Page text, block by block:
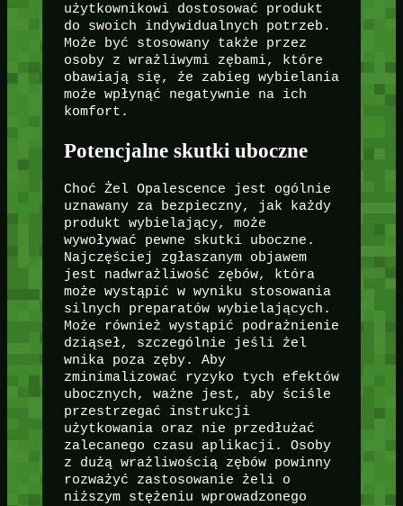
użytkownikowi dostosować produkt
do swoich indywidualnych potrzeb.
Może być stosowany także przez
osoby z wrażliwymi zębami, które
obawiają się, że zabieg wybielania
może wpłynąć negatywnie na ich
komfort.
Potencjalne skutki uboczne
Choć Żel Opalescence jest ogólnie
uznawany za bezpieczny, jak każdy
produkt wybielający, może
wywoływać pewne skutki uboczne.
Najczęściej zgłaszanym objawem
jest nadwrażliwość zębów, która
może wystąpić w wyniku stosowania
silnych preparatów wybielających.
Może również wystąpić podrażnienie
dziąseł, szczególnie jeśli żel
wnika poza zęby. Aby
zminimalizować ryzyko tych efektów
ubocznych, ważne jest, aby ściśle
przestrzegać instrukcji
użytkowania oraz nie przedłużać
zalecanego czasu aplikacji. Osoby
z dużą wrażliwością zębów powinny
rozważyć zastosowanie żeli o
niższym stężeniu wprowadzonego